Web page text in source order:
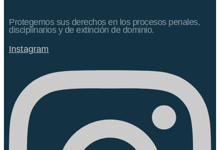
Protegemos sus derechos en los procesos penales,
disciplinarios y de extinción de dominio.
Instagram